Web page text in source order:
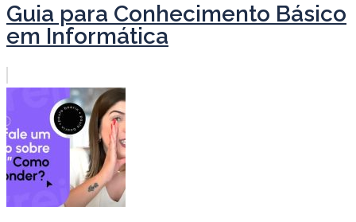
Guia para Conhecimento Básico
em Informática